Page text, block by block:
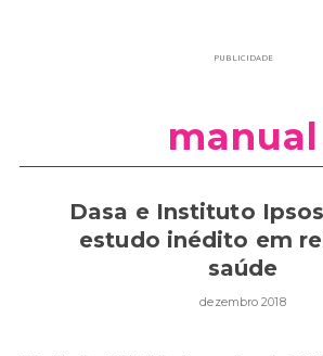
PUBLICIDADE
manual
Dasa e Instituto
estudo inédito em
saúde
dezembro 2018